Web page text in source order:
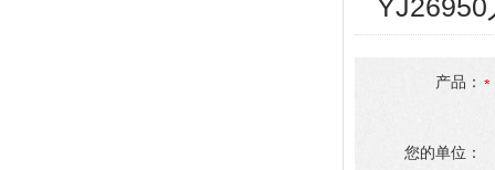
YJ26950
产品：
您的单位：